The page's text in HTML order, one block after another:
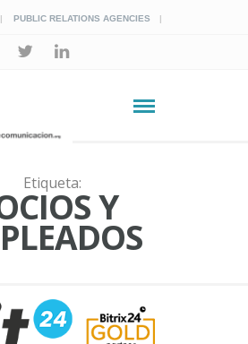
PUBLIC RELATIONS AGENCIES
Etiqueta:
Y